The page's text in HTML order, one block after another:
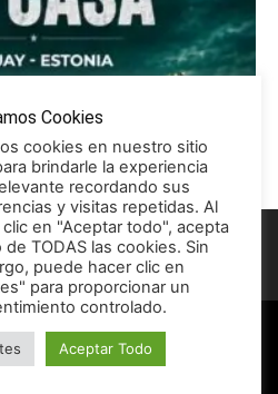
al Círculo
TCE
Licencia CC
con Estilo / TCE Noticias
Cookies
cookies en nuestro sitio
brindarle la experiencia
recordando sus
y visitas repetidas. Al
clic en "Aceptar todo", acepta
de TODAS las cookies. Sin
puede hacer clic en
para proporcionar un
controlado.
Aceptar Todo